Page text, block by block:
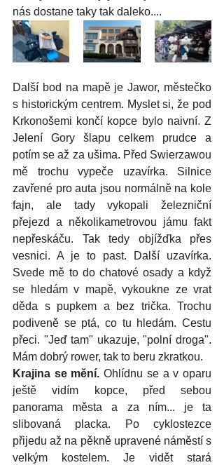
nás dostane taky tak daleko....
Další bod na mapě je Jawor, městečko
s historickým centrem. Myslet si, že pod
Krkonošemi končí kopce bylo naivní. Z
Jelení Gory šlapu celkem prudce a
potím se až za ušima. Před Swierzawou
mě trochu vypeče uzavírka. Silnice
zavřené pro auta jsou normálně na kole
fajn, ale tady vykopali železniční
přejezd a několikametrovou jámu fakt
nepřeskáču. Tak tedy objížďka přes
vesnici. A je to past. Další uzavírka.
Svede mě to do chatové osady a když
se hledám v mapě, vykoukne ze vrat
děda s pupkem a bez trička. Trochu
podiveně se ptá, co tu hledám. Cestu
přeci. "Jeď tam" ukazuje, "polní droga".
Mám dobrý rower, tak to beru zkratkou.
Krajina se mění. Ohlídnu se a v oparu
ještě vidím kopce, před sebou
panorama města a za ním... je ta
slibovaná placka. Po cyklostezce
přijedu až na pěkně upravené náměstí s
velkým kostelem. Je vidět stará